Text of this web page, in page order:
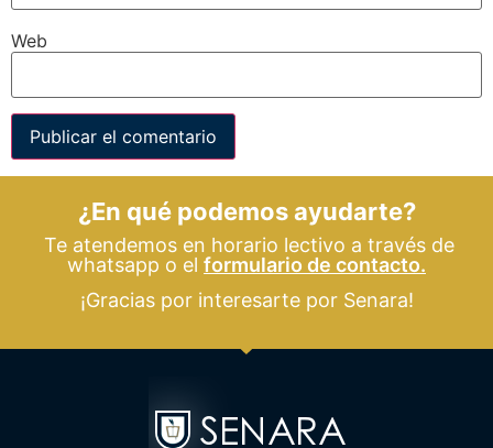
Web
¿En qué podemos ayudarte?
Te atendemos en horario lectivo a través de
whatsapp o el formulario de contacto.
¡Gracias por interesarte por Senara!